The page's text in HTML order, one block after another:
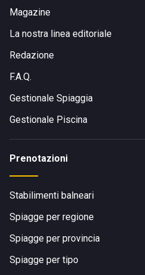
Magazine
La nostra linea editoriale
Redazione
F.A.Q.
Gestionale Spiaggia
Gestionale Piscina
Prenotazioni
Stabilimenti balneari
Spiagge per regione
Spiagge per provincia
Spiagge per tipo